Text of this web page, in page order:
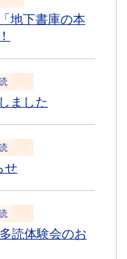
地下書庫の本
ました
せ
読体験会のお